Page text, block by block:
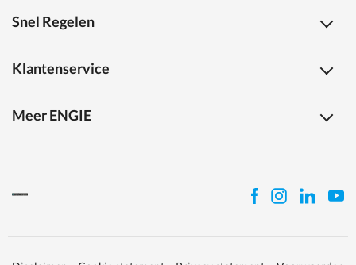
Snel Regelen
Klantenservice
Meer ENGIE